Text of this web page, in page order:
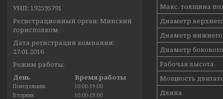
Макс. толщина
Диаметр
Диаметр нижнего
Диаметр
Рабочая высота
Мощность
Длина
УНП: 192595791
Регистрационный орган: Минский
горисполком
Дата регистрации компании:
27.01.2016
Режим работы:
День
Время работы
Понедельник
10:00-19:00
Вторник
10:00-19:00